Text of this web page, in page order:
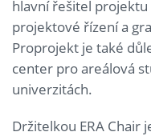
hlavní řešitel projektu
projektové řízení a
Proprojekt je také
center pro areálová
univerzitách.
Držitelkou ERA Chair